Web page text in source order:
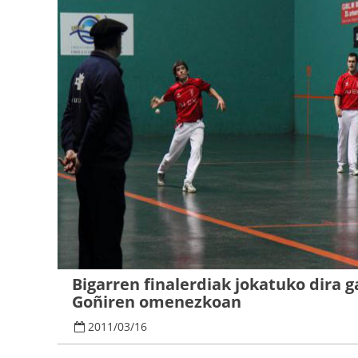
Bigarren finalerdiak jokatuko dira
Goñiren omenezkoan
2011/03/16